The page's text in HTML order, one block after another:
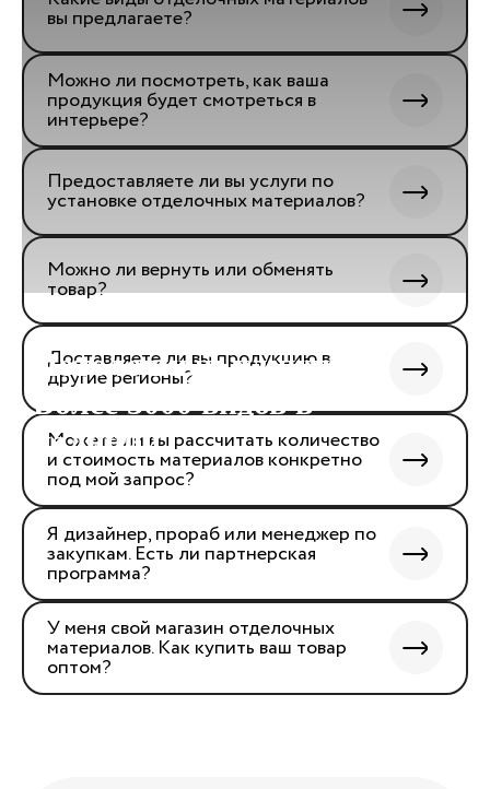
Потолочный плинтус.
Более 3000 видов в
наличии.
вы предлагаете?
Можно ли посмотреть, как ваша
продукция будет смотреться в
интерьере?
Предоставляете ли вы услуги по
установке отделочных материалов?
Можно ли вернуть или обменять
товар?
Доставляете ли вы продукцию в
другие регионы?
Можете ли вы рассчитать количество
и стоимость материалов конкретно
под мой запрос?
Я дизайнер, прораб или менеджер по
закупкам. Есть ли партнерская
программа?
У меня свой магазин отделочных
материалов. Как купить ваш товар
оптом?